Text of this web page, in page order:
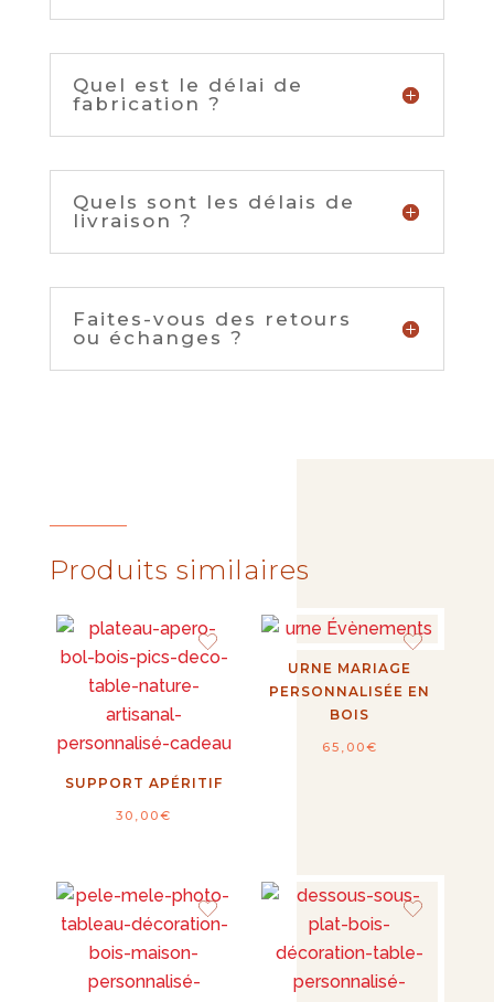
Quel est le délai de
fabrication ?
Quels sont les délais de
livraison ?
Faites-vous des retours
ou échanges ?
Produits similaires
SUPPORT APÉRITIF
30,00€
URNE MARIAGE
PERSONNALISÉE EN
BOIS
65,00€